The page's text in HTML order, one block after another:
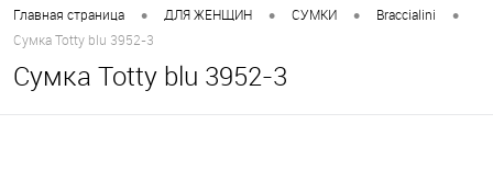
Главная страница • ДЛЯ ЖЕНЩИН • СУМКИ • Braccialini •
Сумка Totty blu 3952-3
Сумка Totty blu 3952-3